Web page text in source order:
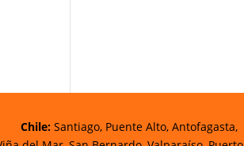
Chile:Santiago, Puente Alto, Antofagasta,